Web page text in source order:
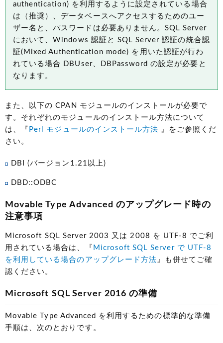
authentication) を利用するように設定されている場合
は（推奨）、データベースへアクセスするためのユー
ザー名と、パスワードは必要ありません。SQL Server
において、Windows 認証と SQL Server 認証の統合認
証(Mixed Authentication mode) を用いた認証が行わ
れている場合 DBUser、DBPassword の設定が必要と
なります。
また、以下の CPAN モジュールのインストールが必要で
す。それぞれのモジュールのインストール方法について
は、『 Perl モジュールのインストール方法 』をご参照くだ
さい。
DBI (バージョン1.21以上)
DBD::ODBC
Movable Type Advanced のアップグレード時の
注意事項
Microsoft SQL Server 2003 又は 2008 を UTF-8 でご利
用されている場合は、『 Microsoft SQL Server で UTF-8
を利用している場合のアップグレード方法 』も併せてご確
認ください。
Microsoft SQL Server 2016 の準備
Movable Type Advanced を利用するための標準的な準備
手順は、次のとおりです。